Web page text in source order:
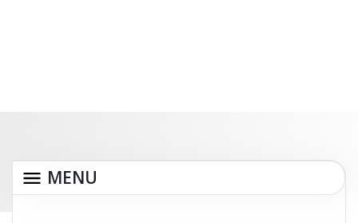
MENU